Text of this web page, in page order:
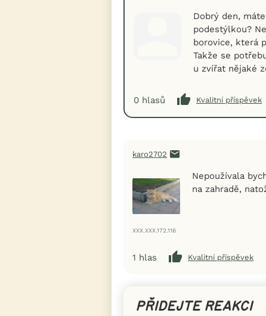
Dobrý den,
podestýlkou?
borovice, která
Takže se
u zvířat nějaké
0 hlasů Kvalitní příspěvek
karo2702
XXX.XXX.172.116
Nepoužívala
na zahradě,
1 hlas Kvalitní příspěvek
PŘIDEJTE REAKCI